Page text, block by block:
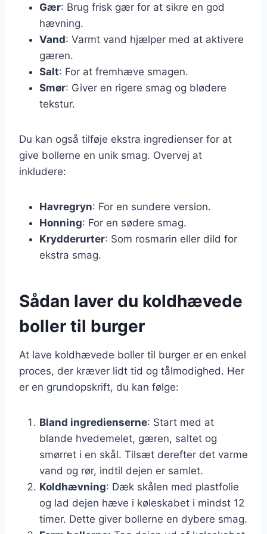
Gær: Brug frisk gær for at sikre en god
hævning.
Vand: Varmt vand hjælper med at aktivere
gæren.
Salt: For at fremhæve smagen.
Smør: Giver en rigere smag og blødere
tekstur.
Du kan også tilføje ekstra ingredienser for at
give bollerne en unik smag. Overvej at
inkludere:
Havregryn: For en sundere version.
Honning: For en sødere smag.
Krydderurter: Som rosmarin eller dild for
ekstra smag.
Sådan laver du koldhævede
boller til burger
At lave koldhævede boller til burger er en enkel
proces, der kræver lidt tid og tålmodighed. Her
er en grundopskrift, du kan følge:
Bland ingredienserne: Start med at
blande hvedemelet, gæren, saltet og
smørret i en skål. Tilsæt derefter det varme
vand og rør, indtil dejen er samlet.
Koldhævning: Dæk skålen med plastfolie
og lad dejen hæve i køleskabet i mindst 12
timer. Dette giver bollerne en dybere smag.